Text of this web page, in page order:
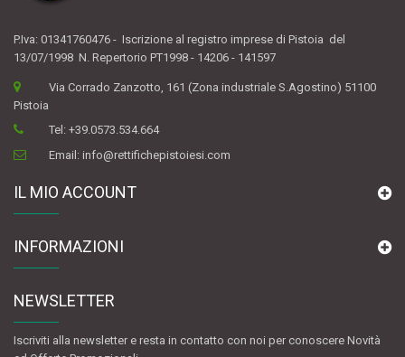
P.Iva: 01341760476 - Iscrizione al registro imprese di Pistoia del
13/07/1998 N. Repertorio PT1998 - 14206 - 141597
Via Corrado Zanzotto, 161 (Zona industriale S.Agostino) 51100
Pistoia
Tel:+39.0573.534.664
Email:info@rettifichepistoiesi.com
IL MIO ACCOUNT
INFORMAZIONI
NEWSLETTER
Iscriviti alla newsletter e resta in contatto con noi per conoscere Novità